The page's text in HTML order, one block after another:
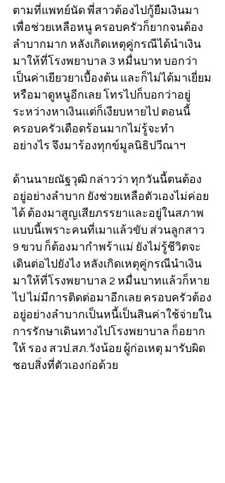
ตามที่แพทย์นัด พี่สาวต้องไปกู้ยืมเงินมา
เพื่อช่วยเหลือหนู ครอบครัวก็ยากจนต้อง
ลำบากมาก หลังเกิดเหตุคู่กรณีได้นำเงิน
มาให้ที่โรงพยาบาล 3 หมื่นบาท บอกว่า
เป็นค่าเยียวยาเบื้องต้น และก็ไม่ได้มาเยี่ยม
หรือมาดูหนูอีกเลย โทรไปก็บอกว่าอยู่
ระหว่างหาเงินแต่ก็เงียบหายไป ตอนนี้
ครอบครัวเดือดร้อนมากไม่รู้จะทำ
อย่างไร จึงมาร้องทุกข์มูลนิธิปวีณาฯ
ด้านนายณัฐวุฒิ กล่าวว่า ทุกวันนี้ตนต้อง
อยู่อย่างลำบาก ยังช่วยเหลือตัวเองไม่ค่อย
ได้ ต้องมาสูญเสียภรรยาและอยู่ในสภาพ
แบบนี้เพราะคนที่เมาแล้วขับ ส่วนลูกสาว
9 ขวบ ก็ต้องมากำพร้าแม่ ยังไม่รู้ชีวิตจะ
เดินต่อไปยังไง หลังเกิดเหตุคู่กรณีนำเงิน
มาให้ที่โรงพยาบาล 2 หมื่นบาทแล้วก็หาย
ไป ไม่มีการติดต่อมาอีกเลย ครอบครัวต้อง
อยู่อย่างลำบากเป็นหนี้เป็นสินค่าใช้จ่ายใน
การรักษาเดินทางไปโรงพยาบาล ก็อยาก
ให้ รอง สวป.สภ.วังน้อย ผู้ก่อเหตุ มารับผิด
ชอบสิ่งที่ตัวเองก่อด้วย